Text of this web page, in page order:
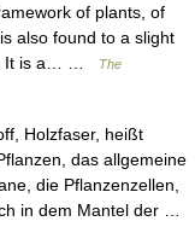
of plants, of
also found to a slight
It is a… …
The
Holzfaser, heißt
das allgemeine
die Pflanzenzellen,
in dem Mantel der …